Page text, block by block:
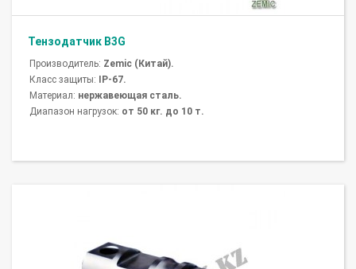
Тензодатчик B3G
Производитель: Zemic (Китай).
Класс защиты:
IP-67.
Материал: нержавеющая сталь.
Диапазон нагрузок: от 50 кг. до 10 т.